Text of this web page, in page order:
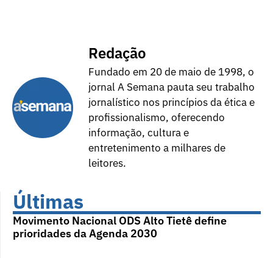
Redação
Fundado em 20 de maio de 1998, o
jornal A Semana pauta seu trabalho
jornalístico nos princípios da ética e
profissionalismo, oferecendo
informação, cultura e
entretenimento a milhares de
leitores.
Últimas
Movimento Nacional ODS Alto Tietê define
prioridades da Agenda 2030